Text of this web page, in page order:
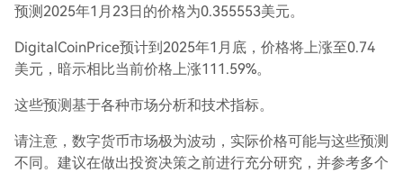
预测2025年1月23日的价格为0.355553美元。
DigitalCoinPrice预计到2025年1月底，价格将上涨至0.74
美元，暗示相比当前价格上涨111.59%。
这些预测基于各种市场分析和技术指标。
请注意，数字货币市场极为波动，实际价格可能与这些预测
不同。建议在做出投资决策之前进行充分研究，并参考多个